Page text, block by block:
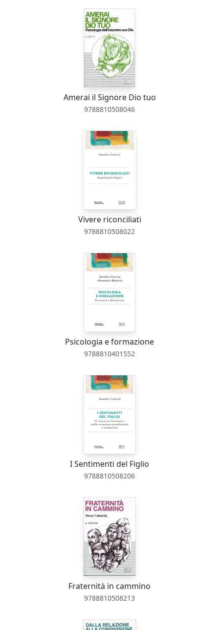
Amerai il Signore Dio tuo
9788810508046
Vivere riconciliati
9788810508022
Psicologia e formazione
9788810401552
I Sentimenti del Figlio
9788810508206
Fraternità in cammino
9788810508213